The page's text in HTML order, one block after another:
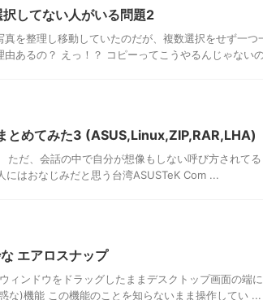
してない人がいる問題2
を整理し移動していたのだが、複数選択をせず一つ
由あるの？ えっ！？ コピーってこうやるんじゃない
とめてみた3 (ASUS,Linux,ZIP,RAR,LHA)
ただ、会話の中で自分が想像もしない呼び方されて
はおなじみだと思う台湾ASUSTeK Com ...
エアロスナップ
ィンドウをドラッグしたままデスクトップ画面の端
な)機能 この機能のことを知らないまま操作してい ...